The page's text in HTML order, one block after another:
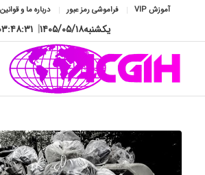
آموزش VIP فراموشی رمز عبور درباره ما و
یکشنبه۱۴۰۵/۰۵/۱۸|